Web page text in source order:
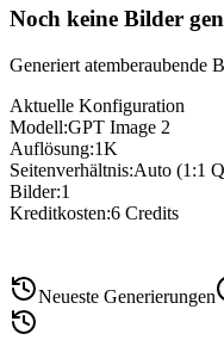
Noch keine Bilder
Generiert
Aktuelle Konfiguration
Modell:GPT Image 2
Auflösung:1K
Seitenverhältnis:Auto (1:1
Bilder:1
Kreditkosten:6 Credits
Neueste Generierungen